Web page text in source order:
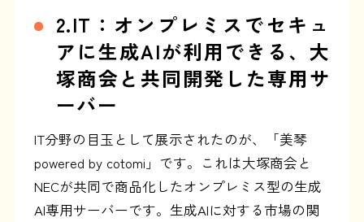
2.IT：オンプレミスでセキュ
アに生成AIが利用できる、大
塚商会と共同開発した専用サ
ーバー
IT分野の目玉として展示されたのが、「美琴
powered by cotomi」です。これは大塚商会と
NECが共同で商品化したオンプレミス型の生成
AI専用サーバーです。生成AIに対する市場の関